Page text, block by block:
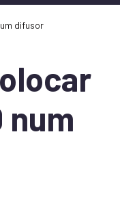
difusor
num